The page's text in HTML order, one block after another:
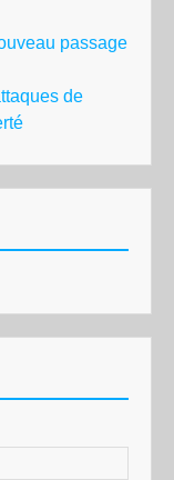
passage
de